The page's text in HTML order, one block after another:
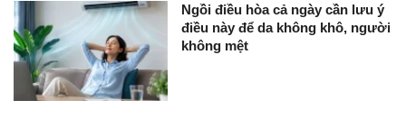
Ngồi điều hòa cả ngày cần lưu ý
điều này để da không khô, người
không mệt